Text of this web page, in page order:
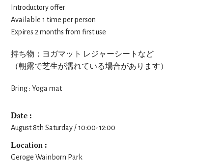
Introductory offer
Available 1 time per person
Expires 2 months from first use
持ち物；ヨガマット レジャーシートなど
（朝露で芝生が濡れている場合があります）
Bring : Yoga mat
Date :
August 8th Saturday / 10:00-12:00
Location :
Geroge Wainborn Park